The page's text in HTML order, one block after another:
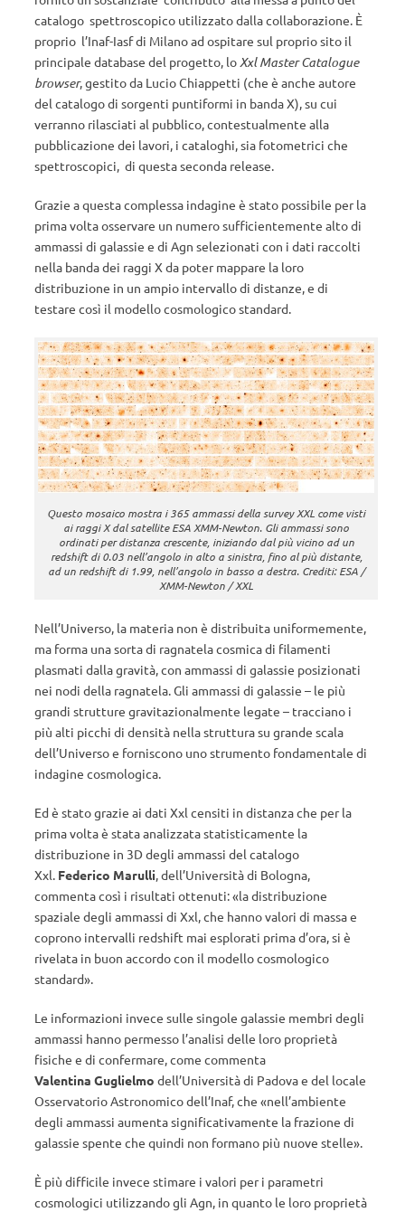
catalogo spettroscopico utilizzato dalla collaborazione. È
proprio l’Inaf-Iasf di Milano ad ospitare sul proprio sito il
principale database del progetto, loXxl Master Catalogue
browser, gestito da Lucio Chiappetti (che è anche autore
del catalogo di sorgenti puntiformi in banda X), su cui
verranno rilasciati al pubblico, contestualmente alla
pubblicazione dei lavori, i cataloghi, sia fotometrici che
spettroscopici, di questa seconda release.
Grazie a questa complessa indagine è stato possibile per la
prima volta osservare un numero sufficientemente alto di
ammassi di galassie e di Agn selezionati con i dati raccolti
nella banda dei raggi X da poter mappare la loro
distribuzione in un ampio intervallo di distanze, e di
testare così il modello cosmologico standard.
Questo mosaico mostra i 365 ammassi della survey XXL come visti
ai raggi X dal satellite ESA XMM-Newton. Gli ammassi sono
ordinati per distanza crescente, iniziando dal più vicino ad un
redshift di 0.03 nell’angolo in alto a sinistra, fino al più distante,
ad un redshift di 1.99, nell’angolo in basso a destra. Crediti: ESA /
XMM-Newton / XXL
Nell’Universo, la materia non è distribuita uniformemente,
ma forma una sorta di ragnatela cosmica di filamenti
plasmati dalla gravità, con ammassi di galassie posizionati
nei nodi della ragnatela. Gli ammassi di galassie – le più
grandi strutture gravitazionalmente legate – tracciano i
più alti picchi di densità nella struttura su grande scala
dell’Universo e forniscono uno strumento fondamentale di
indagine cosmologica.
Ed è stato grazie ai dati Xxl censiti in distanza che per la
prima volta è stata analizzata statisticamente la
distribuzione in 3D degli ammassi del catalogo
Xxl. Federico Marulli , dell’Università di Bologna,
commenta così i risultati ottenuti: «la distribuzione
spaziale degli ammassi di Xxl, che hanno valori di massa e
coprono intervalli redshift mai esplorati prima d’ora, si è
rivelata in buon accordo con il modello cosmologico
standard».
Le informazioni invece sulle singole galassie membri degli
ammassi hanno permesso l’analisi delle loro proprietà
fisiche e di confermare, come commenta
Valentina Guglielmo dell’Università di Padova e del locale
Osservatorio Astronomico dell’Inaf, che «nell’ambiente
degli ammassi aumenta significativamente la frazione di
galassie spente che quindi non formano più nuove stelle».
È più difficile invece stimare i valori per i parametri
cosmologici utilizzando gli Agn, in quanto le loro proprietà